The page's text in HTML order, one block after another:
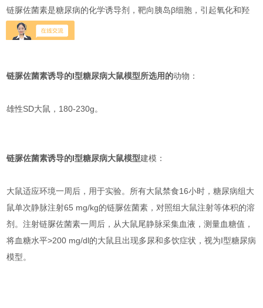
链脲佐菌素是糖尿病的化学诱导剂，靶向胰岛β细胞，引起氧化和羟
基化等毒性。
链脲佐菌素诱导的I型糖尿病大鼠模型所选用的动物：
雄性SD大鼠，180-230g。
链脲佐菌素诱导的I型糖尿病大鼠模型建模：
大鼠适应环境一周后，用于实验。所有大鼠禁食16小时，糖尿病组大
鼠单次静脉注射65 mg/kg的链脲佐菌素，对照组大鼠注射等体积的溶
剂。注射链脲佐菌素一周后，从大鼠尾静脉采集血液，测量血糖值，
将血糖水平>200 mg/dl的大鼠且出现多尿和多饮症状，视为I型糖尿病
模型。